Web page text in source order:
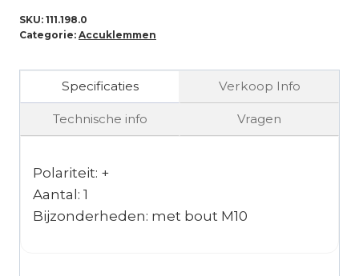
SKU: 111.198.0
Categorie: Accuklemmen
Specificaties Verkoop Info
Technische info Vragen
Polariteit: +
Aantal: 1
Bijzonderheden: met bout M10